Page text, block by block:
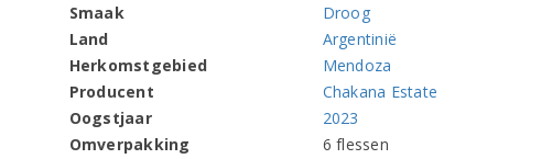
Smaak
Droog
Land
Argentinië
Herkomstgebied
Mendoza
Producent
Chakana Estate
Oogstjaar
2023
Omverpakking
6 flessen